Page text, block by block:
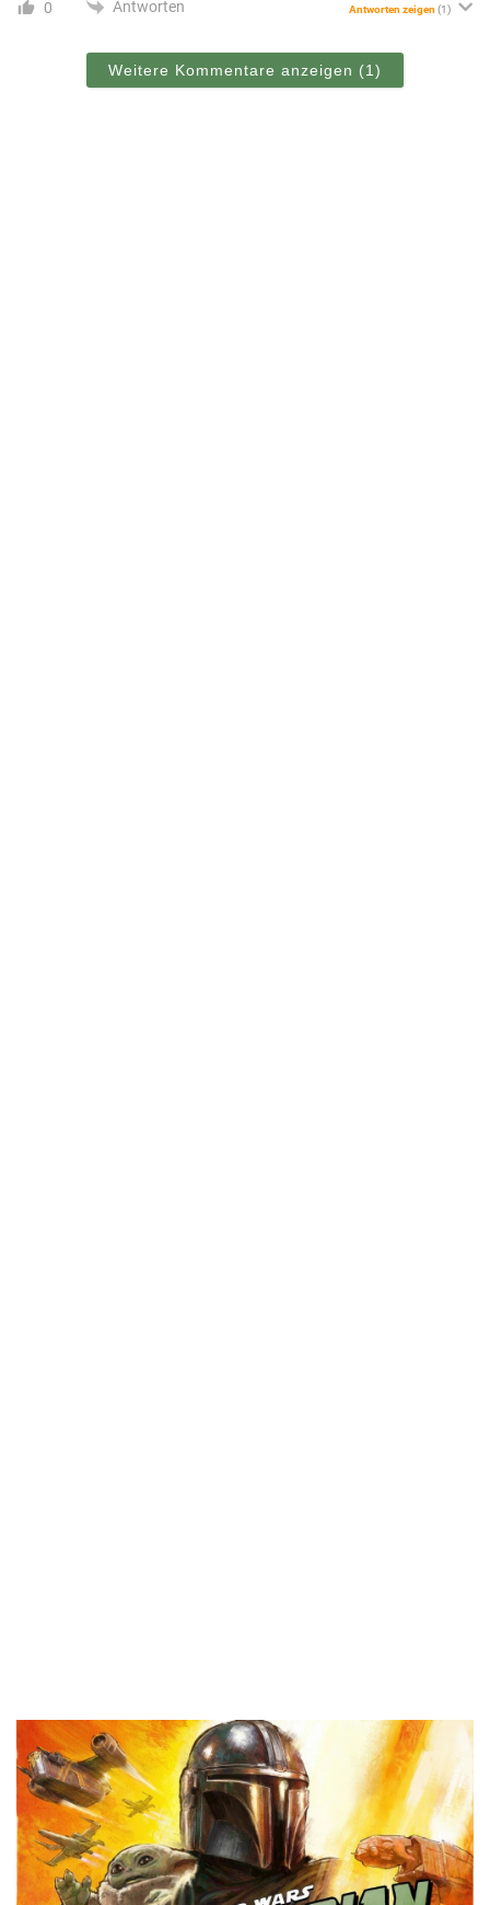
0 Antworten Antworten zeigen (1)
Weitere Kommentare anzeigen (1)